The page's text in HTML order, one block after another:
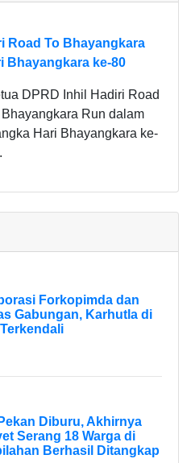
Road To Bhayangkara
Bhayangkara ke-80
DPRD Inhil Hadiri Road
Bhayangkara Run dalam
Hari Bhayangkara ke-
Forkopimda dan
Gabungan, Karhutla di
Diburu, Akhirnya
Serang 18 Warga di
Berhasil Ditangkap